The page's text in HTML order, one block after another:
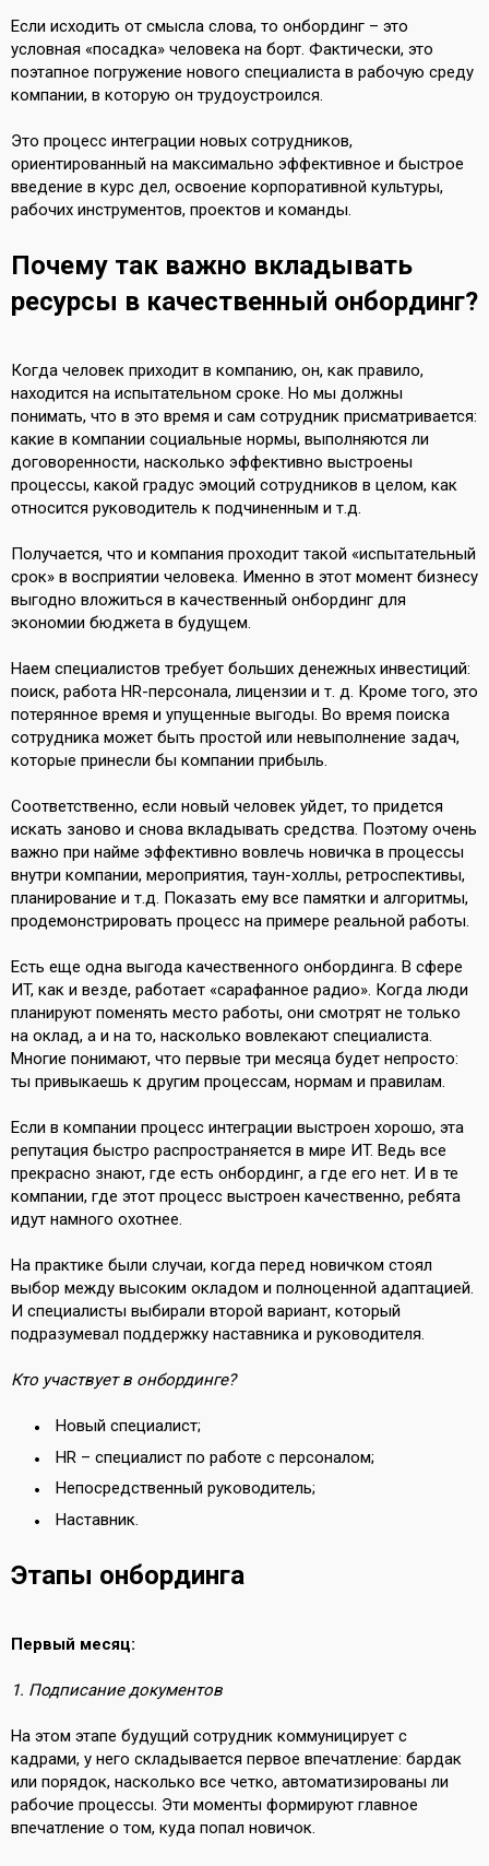
Если исходить от смысла слова, то онбординг – это
условная «посадка» человека на борт. Фактически, это
поэтапное погружение нового специалиста в рабочую среду
компании, в которую он трудоустроился.
Это процесс интеграции новых сотрудников,
ориентированный на максимально эффективное и быстрое
введение в курс дел, освоение корпоративной культуры,
рабочих инструментов, проектов и команды.
Почему так важно вкладывать
ресурсы в качественный онбординг?
Когда человек приходит в компанию, он, как правило,
находится на испытательном сроке. Но мы должны
понимать, что в это время и сам сотрудник присматривается:
какие в компании социальные нормы, выполняются ли
договоренности, насколько эффективно выстроены
процессы, какой градус эмоций сотрудников в целом, как
относится руководитель к подчиненным и т.д.
Получается, что и компания проходит такой «испытательный
срок» в восприятии человека. Именно в этот момент бизнесу
выгодно вложиться в качественный онбординг для
экономии бюджета в будущем.
Наем специалистов требует больших денежных инвестиций:
поиск, работа HR-персонала, лицензии и т. д. Кроме того, это
потерянное время и упущенные выгоды. Во время поиска
сотрудника может быть простой или невыполнение задач,
которые принесли бы компании прибыль.
Соответственно, если новый человек уйдет, то придется
искать заново и снова вкладывать средства. Поэтому очень
важно при найме эффективно вовлечь новичка в процессы
внутри компании, мероприятия, таун-холлы, ретроспективы,
планирование и т.д. Показать ему все памятки и алгоритмы,
продемонстрировать процесс на примере реальной работы.
Есть еще одна выгода качественного онбординга. В сфере
ИT, как и везде, работает «сарафанное радио». Когда люди
планируют поменять место работы, они смотрят не только
на оклад, а и на то, насколько вовлекают специалиста.
Многие понимают, что первые три месяца будет непросто:
ты привыкаешь к другим процессам, нормам и правилам.
Если в компании процесс интеграции выстроен хорошо, эта
репутация быстро распространяется в мире ИT. Ведь все
прекрасно знают, где есть онбординг, а где его нет. И в те
компании, где этот процесс выстроен качественно, ребята
идут намного охотнее.
На практике были случаи, когда перед новичком стоял
выбор между высоким окладом и полноценной адаптацией.
И специалисты выбирали второй вариант, который
подразумевал поддержку наставника и руководителя.
Кто участвует в онбординге?
Новый специалист;
HR – специалист по работе с персоналом;
Непосредственный руководитель;
Наставник.
Этапы онбординга
Первый месяц:
1. Подписание документов
На этом этапе будущий сотрудник коммуницирует с
кадрами, у него складывается первое впечатление: бардак
или порядок, насколько все четко, автоматизированы ли
рабочие процессы. Эти моменты формируют главное
впечатление о том, куда попал новичок.